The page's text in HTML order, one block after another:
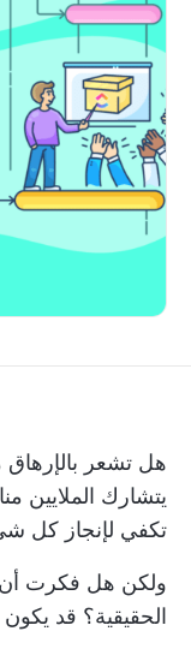
هل تشعر بالإرهاق
تكفي لإنجاز كل
ولكن هل فكرت أن
الحقيقية؟ قد